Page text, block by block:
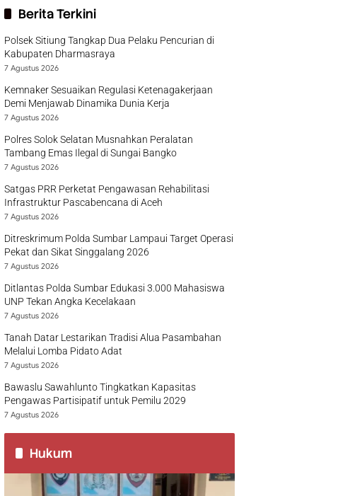
Berita Terkini
Polsek Sitiung Tangkap Dua Pelaku Pencurian di
Kabupaten Dharmasraya
7 Agustus 2026
Kemnaker Sesuaikan Regulasi Ketenagakerjaan
Demi Menjawab Dinamika Dunia Kerja
7 Agustus 2026
Polres Solok Selatan Musnahkan Peralatan
Tambang Emas Ilegal di Sungai Bangko
7 Agustus 2026
Satgas PRR Perketat Pengawasan Rehabilitasi
Infrastruktur Pascabencana di Aceh
7 Agustus 2026
Ditreskrimum Polda Sumbar Lampaui Target Operasi
Pekat dan Sikat Singgalang 2026
7 Agustus 2026
Ditlantas Polda Sumbar Edukasi 3.000 Mahasiswa
UNP Tekan Angka Kecelakaan
7 Agustus 2026
Tanah Datar Lestarikan Tradisi Alua Pasambahan
Melalui Lomba Pidato Adat
7 Agustus 2026
Bawaslu Sawahlunto Tingkatkan Kapasitas
Pengawas Partisipatif untuk Pemilu 2029
7 Agustus 2026
Hukum